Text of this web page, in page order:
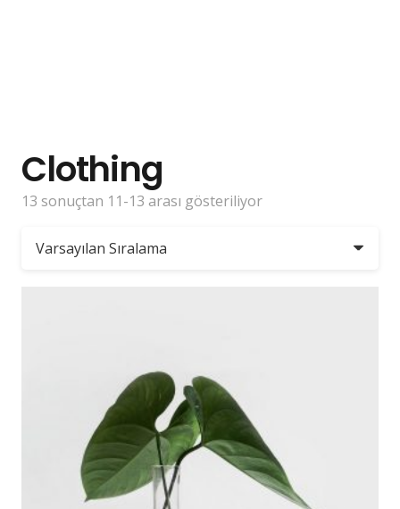
Clothing
13 sonuçtan 11-13 arası gösteriliyor